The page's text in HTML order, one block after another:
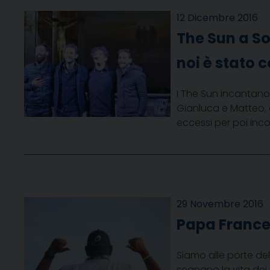
12 Dicembre 2016
The Sun a
noi è stato
I The Sun
Gianluca e
eccessi per poi
29 Novembre 2016
Papa
Siamo alle porte